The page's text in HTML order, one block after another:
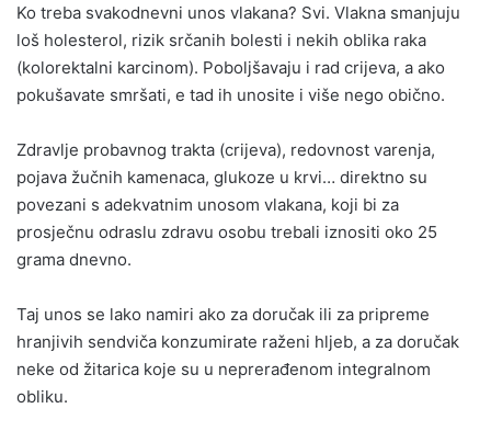
Ko treba svakodnevni unos vlakana? Svi. Vlakna smanjuju
loš holesterol, rizik srčanih bolesti i nekih oblika raka
(kolorektalni karcinom). Poboljšavaju i rad crijeva, a ako
pokušavate smršati, e tad ih unosite i više nego obično.
Zdravlje probavnog trakta (crijeva), redovnost varenja,
pojava žučnih kamenaca, glukoze u krvi… direktno su
povezani s adekvatnim unosom vlakana, koji bi za
prosječnu odraslu zdravu osobu trebali iznositi oko 25
grama dnevno.
Taj unos se lako namiri ako za doručak ili za pripreme
hranjivih sendviča konzumirate raženi hljeb, a za doručak
neke od žitarica koje su u neprerađenom integralnom
obliku.